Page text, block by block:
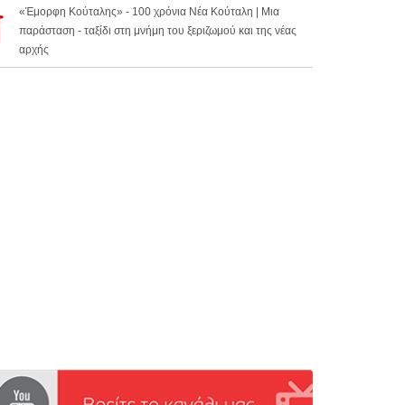
«Έμορφη Κούταλης» - 100 χρόνια Νέα Κούταλη | Μια
παράσταση - ταξίδι στη μνήμη του ξεριζωμού και της νέας
αρχής